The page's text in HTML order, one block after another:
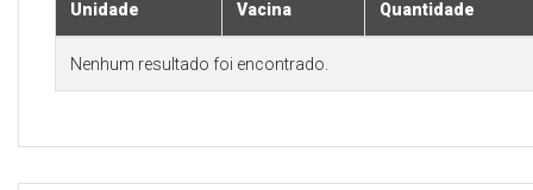
Unidade Vacina Quantidade
Nenhum resultado foi encontrado.